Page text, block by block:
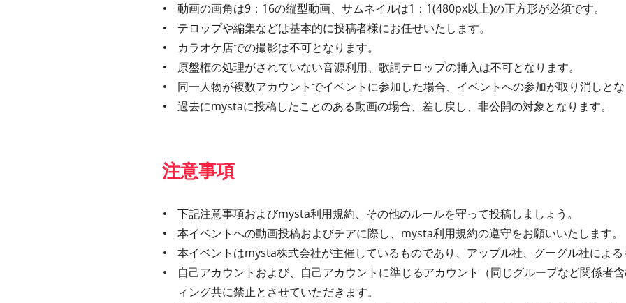
動画の画角は9：16の縦型動画、サムネイルは1：1(480px以上)の正方形が必須です。
テロップや編集などは基本的に投稿者様にお任せいたします。
カラオケ店での撮影は不可となります。
原盤権の処理がされていない音源利用、歌詞テロップの挿入は不可となります。
同一人物が複数アカウントでイベントに参加した場合、イベントへの参加が取り消しと
過去にmystaに投稿したことのある動画の場合、差し戻し、非公開の対象となります。
注意事項
下記注意事項およびmysta利用規約、その他のルールを守って投稿しましょう。
本イベントへの動画投稿およびチアに際し、mysta利用規約の遵守をお願いいたします。
本イベントはmysta株式会社が主催しているものであり、アップル社、グーグル社によ
自己アカウントおよび、自己アカウントに準じるアカウント（同じグループなど関係者
ィング共に禁止とさせていただきます。